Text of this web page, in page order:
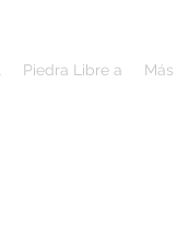
Piedra Libre a Más